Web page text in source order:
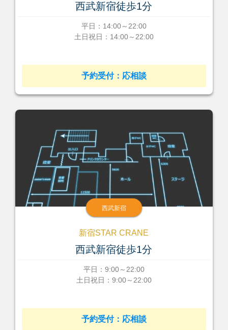
西武新宿徒歩1分
平日：14:00～22:00
土日祝日：14:00～22:00
予約受付：応相談
西武新宿
新宿STAR CRANE
西武新宿徒歩1分
平日：9:00～22:00
土日祝日：9:00～22:00
予約受付：応相談